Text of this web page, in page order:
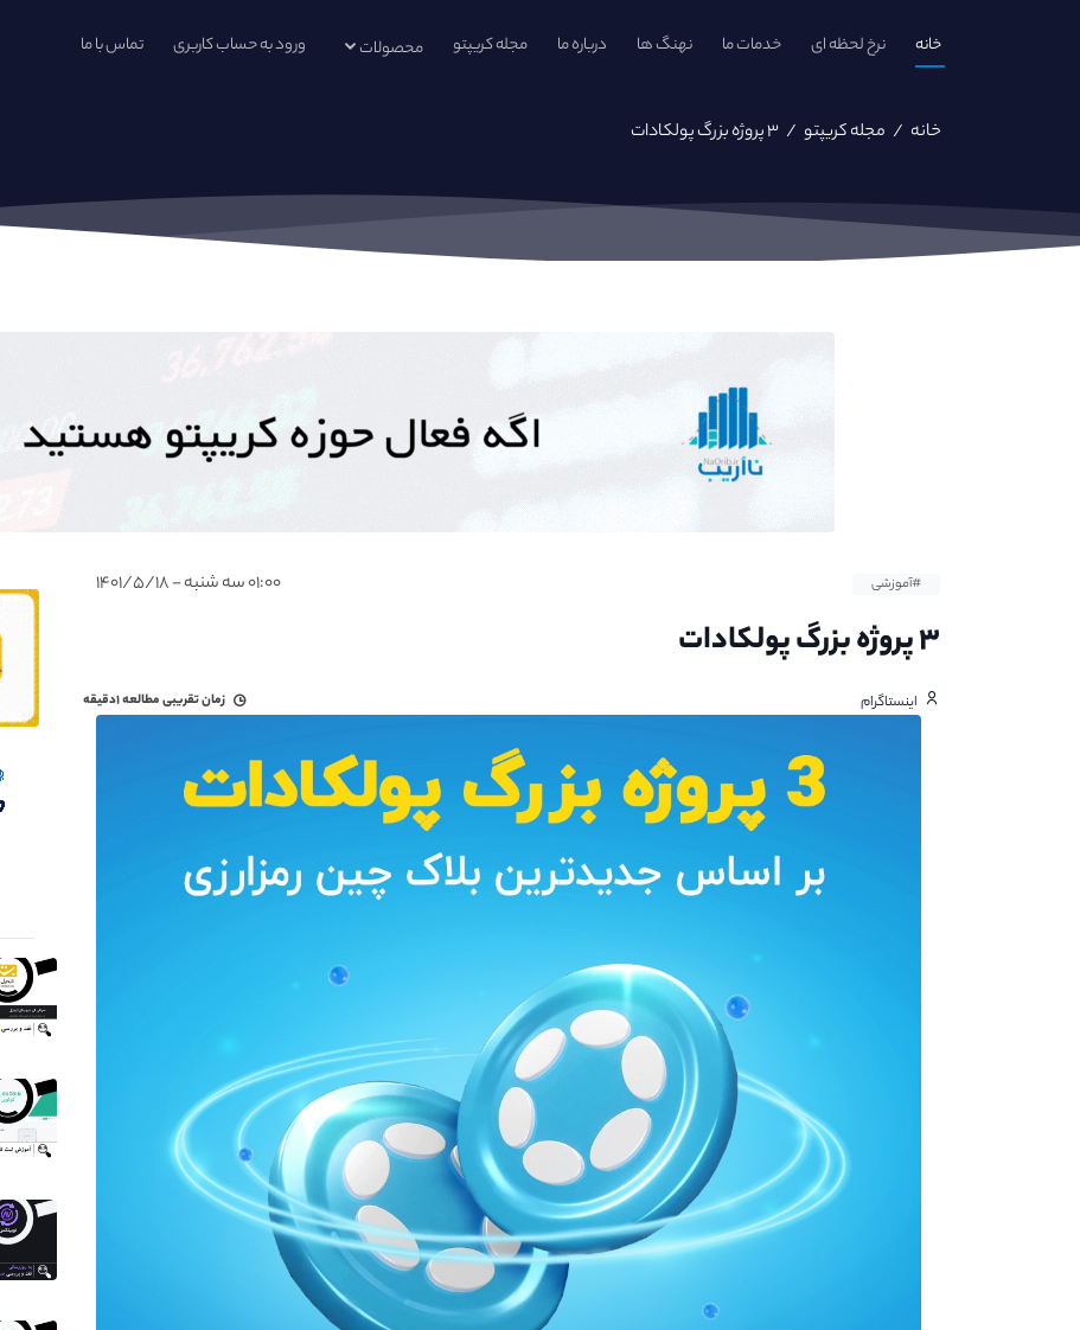
خانه نرخ لحظه ای خدمات ما نهنگ ها درباره ما مجله کریپتو محصولات ورود به حساب کاربری تماس با ما
خانه / مجله کریپتو / ۳ پروژه بزرگ پولکادات
#آموزشی ۰۱:۰۰ سه شنبه - ۱۴۰۱/۵/۱۸
۳ پروژه بزرگ پولکادات
اینستاگرام زمان تقریبی مطالعه۱دقیقه